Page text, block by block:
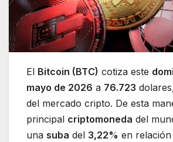
El Bitcoin (BTC) cotiza este
mayo de 2026 a 76.723
del mercado cripto. De esta
principal criptomoneda del
una suba del 3,22% en